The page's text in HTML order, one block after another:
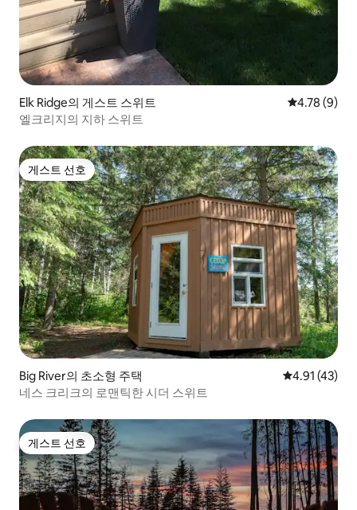
Elk Ridge의 게스트 스위트 평점 4.78점
4.78 (9)
엘크리지의 지하 스위트
게스트 선호
게스트 선호
Big River의 초소형 주택 평점 4.91점
4.91 (43)
네스 크리크의 로맨틱한 시더 스위트
게스트 선호
게스트 선호